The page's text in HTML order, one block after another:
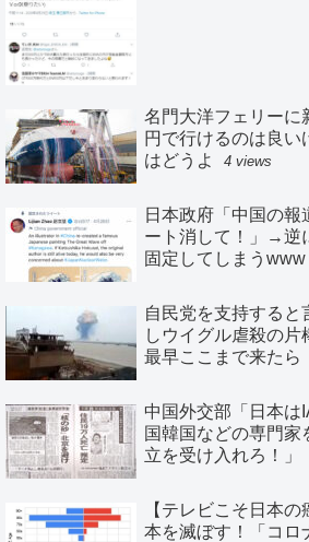
名門大洋フェリーに
円で行けるのは良
はどうよ
4 views
日本政府「中国の報
ート消して！」→逆
固定してしまうwww
自民党を支持する
しウイグル虐殺の片
最早ここまで来たら
中国外交部「日本は
国韓国などの専門家
立を受け入れろ！」
【テレビこそ日本
本を滅ぼす！「コロ